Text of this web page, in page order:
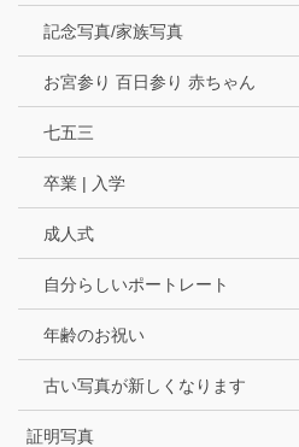
記念写真/家族写真
お宮参り 百日参り 赤ちゃん
七五三
卒業 | 入学
成人式
自分らしいポートレート
年齢のお祝い
古い写真が新しくなります
証明写真